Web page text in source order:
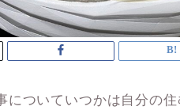
ついていつかは自分の